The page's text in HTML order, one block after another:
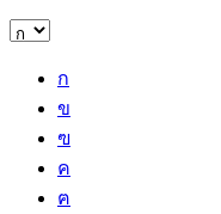
ก
ข
ฃ
ค
ฅ